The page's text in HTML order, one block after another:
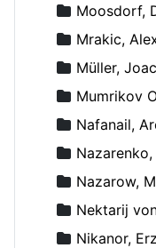
Moosdorf,
Mrakic,
Müller,
Mumrikov
Nafanail,
Nazarow,
Nektarij
Nikanor,